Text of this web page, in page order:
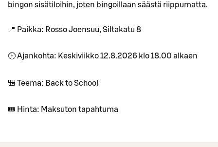
bingon sisätiloihin, joten bingoillaan säästä riippumatta.
📍 Paikka: Rosso Joensuu, Siltakatu 8
🕕 Ajankohta: Keskiviikko 12.8.2026 klo 18.00 alkaen
🎒 Teema: Back to School
🎟️ Hinta: Maksuton tapahtuma